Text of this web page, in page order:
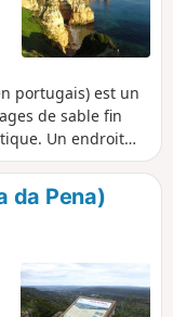
portugais) est un
de sable fin
Un endroit
en début ou fin
tour de ce cap
de Lagos.
da Pena)